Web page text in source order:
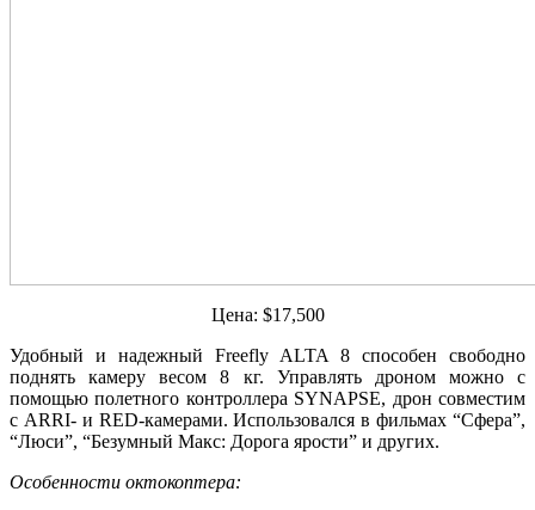
Цена: $17,500
Удобный и надежный Freefly ALTA 8 способен свободно
поднять камеру весом 8 кг. Управлять дроном можно с
помощью полетного контроллера SYNAPSE, дрон совместим
с ARRI- и RED-камерами. Использовался в фильмах “Сфера”,
“Люси”, “Безумный Макс: Дорога ярости” и других.
Особенности октокоптера: